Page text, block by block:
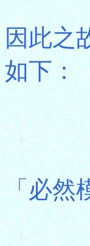
因此之
如下：
「必然